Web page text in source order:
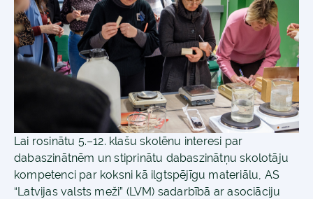
Lai rosinātu 5.–12. klašu skolēnu interesi par
dabaszinātnēm un stiprinātu dabaszinātņu skolotāju
kompetenci par koksni kā ilgtspējīgu materiālu, AS
“Latvijas valsts meži” (LVM) sadarbībā ar asociāciju